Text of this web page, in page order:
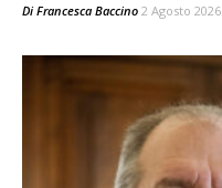
Di Francesca Baccino 2 Agosto 2026